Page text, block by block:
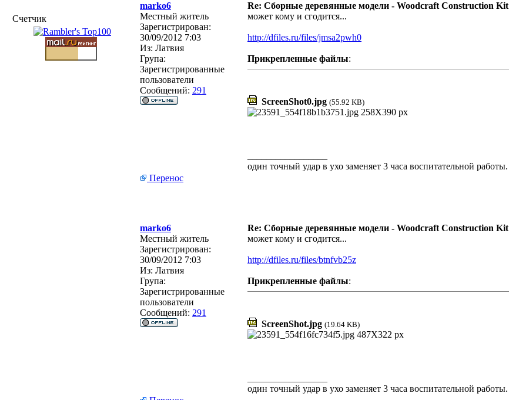
Счетчик
marko6 Re: Сборные деревянные модели - Woodcraft Construction Kit
Местный житель
Зарегистрирован:
30/09/2012 7:03
Из: Латвия
Група:
Зарегистрированные
пользователи
Сообщений: 291
может кому и сгодится...
http://dfiles.ru/files/jmsa2pwh0
Прикрепленные файлы:
ScreenShot0.jpg (55.92 KB)
один точный удар в ухо заменяет 3 часа воспитательной работы.
Перенос
marko6 Re: Сборные деревянные модели - Woodcraft Construction Kit
Местный житель
Зарегистрирован:
30/09/2012 7:03
Из: Латвия
Група:
Зарегистрированные
пользователи
Сообщений: 291
может кому и сгодится...
http://dfiles.ru/files/btnfvb25z
Прикрепленные файлы:
ScreenShot.jpg (19.64 KB)
один точный удар в ухо заменяет 3 часа воспитательной работы.